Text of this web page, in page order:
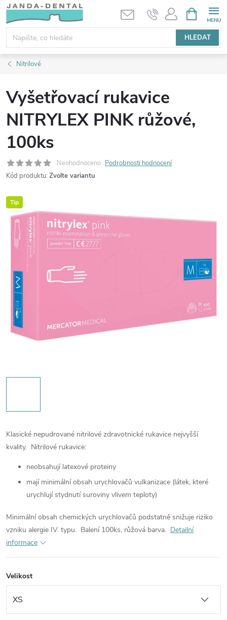
Přejít
obsah
HLEDAT
NÁKUPNÍ
KOŠÍK
Nitrilové
Vyšetřovací rukavice
NITRYLEX PINK růžové,
100ks
Neohodnoceno Podrobnosti hodnocení
Kód produktu: Zvolte variantu
Tip
Klasické nepudrované nitrilové zdravotnické rukavice nejvyšší
kvality. Nitrilové rukavice:
neobsahují latexové proteiny
mají minimální obsah urychlovačů vulkanizace (látek, které
urychlují stydnutí suroviny vlivem teploty)
Minimální obsah chemických urychlovačů podstatně snižuje riziko
vzniku alergie IV. typu. Balení 100ks, růžová barva. Detailní
informace
Velikost